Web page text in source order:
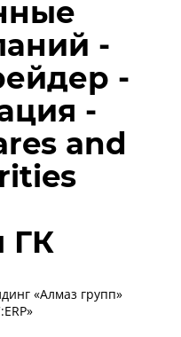
-
-
-
and
ГК
«Алмаз групп»